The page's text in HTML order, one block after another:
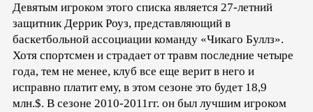
Девятым игроком этого списка является 27-летний
защитник Деррик Роуз, представляющий в
баскетбольной ассоциации команду «Чикаго Буллз».
Хотя спортсмен и страдает от травм последние четыре
года, тем не менее, клуб все еще верит в него и
исправно платит ему, в этом сезоне это будет 18,9
млн.$. В сезоне 2010-2011гг. он был лучшим игроком